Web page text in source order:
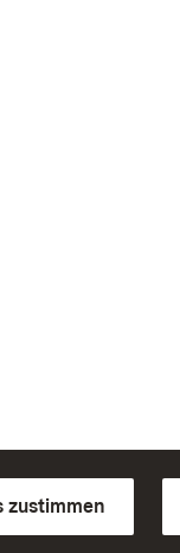
zustimmen